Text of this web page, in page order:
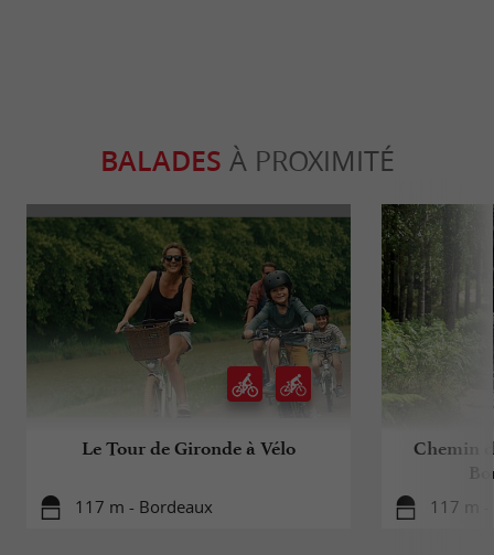
BALADES À PROXIMITÉ
Le Tour de Gironde à Vélo
117 m - Bordeaux
Chemin
117 m